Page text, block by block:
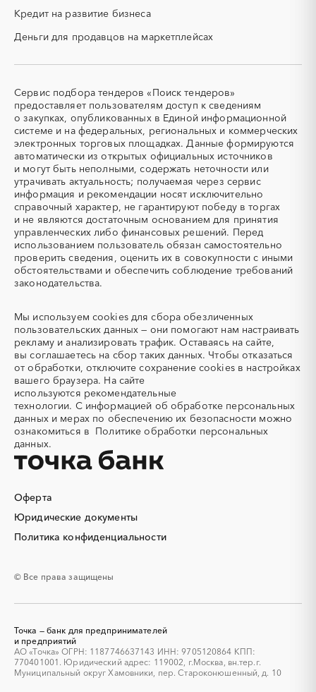
ПГС (песчано-гравийная
смесь)
СВО
СКС (структурированные
СКУД
СОЖ (смазочно-
ТЭН
(Теплоэлектронагреватель)
УДС (установки
депарафинизации скважин)
УКПГ
ЯТЭК
Аварийные работы
Авиаперевозка
Авиационные работы
Авиационные работы
вертолетами
Автобус
Автовозы
Автогрейдер
Автозапчасти
Автоматизация
Автомобили
Автомобильные весы
Авторский надзор
Автотранспорт
Автоцистерны пожарные
Адсорбенты
Акварель
Аквариумы
Аккумуляторы
Алкогольная продукция
Алмазное бурение
Алмазная резка
Алюминиевые
конструкции
Алюминий
Аммоний
Ангар
Антенны
Антискалант
Аппараты воздушного
Аренда автобусов
Аренда погрузчика
Аренда спецтехники с
свай
Аудиоролики
Аутсорсинг
Аутсорсинг персонала
Аутстаффинг
Базы данных
Кредит на развитие бизнеса
Деньги для продавцов на маркетплейсах
Оферта
Юридические документы
Политика конфиденциальности
© Все права защищены
Сервис подбора тендеров «Поиск тендеров»
предоставляет пользователям доступ к сведениям
о закупках, опубликованных в Единой информационной
системе и на федеральных, региональных и коммерческих
электронных торговых площадках. Данные формируются
автоматически из открытых официальных источников
и могут быть неполными, содержать неточности или
утрачивать актуальность; получаемая через сервис
информация и рекомендации носят исключительно
справочный характер, не гарантируют победу в торгах
и не являются достаточным основанием для принятия
управленческих либо финансовых решений. Перед
использованием пользователь обязан самостоятельно
проверить сведения, оценить их в совокупности с иными
обстоятельствами и обеспечить соблюдение требований
законодательства.
Мы используем cookies для сбора обезличенных
пользовательских данных — они помогают нам настраивать
рекламу и анализировать трафик. Оставаясь на сайте,
вы соглашаетесь на сбор таких данных. Чтобы отказаться
от обработки, отключите сохранение cookies в настройках
вашего браузера. На сайте
используются рекомендательные
технологии. С информацией об обработке персональных
данных и мерах по обеспечению их безопасности можно
ознакомиться в Политике обработки персональных
данных.
Точка — банк для предпринимателей
и предприятий
АО «Точка» ОГРН: 1187746637143 ИНН: 9705120864 КПП:
770401001. Юридический адрес: 119002, г.Москва, вн.тер.г.
Муниципальный округ Хамовники, пер. Староконюшенный, д. 10